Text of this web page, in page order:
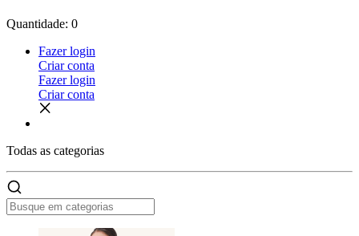
Quantidade: 0
Fazer login
Criar conta
Fazer login
Criar conta
Todas as categorias